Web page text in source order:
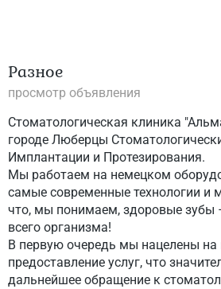
Разное
просмотр объявления
Стоматологическая клиника
городе Люберцы
Имплантации и Протезирования.
Мы работаем на немецком
самые современные технологии и
что, мы понимаем, здоровые зубы
всего организма!
В первую очередь мы нацелены на
предоставление услуг, что
дальнейшее обращение к